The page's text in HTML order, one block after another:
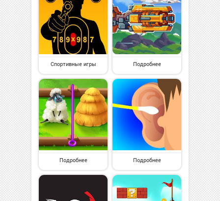
Спортивные игры Подробнее
Подробнее Подробнее